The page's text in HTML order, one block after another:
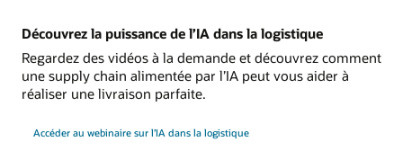
Découvrez la puissance de l’IA dans la logistique
Regardez des vidéos à la demande et découvrez comment
une supply chain alimentée par l’IA peut vous aider à
réaliser une livraison parfaite.
Accéder au webinaire sur l’IA dans la logistique